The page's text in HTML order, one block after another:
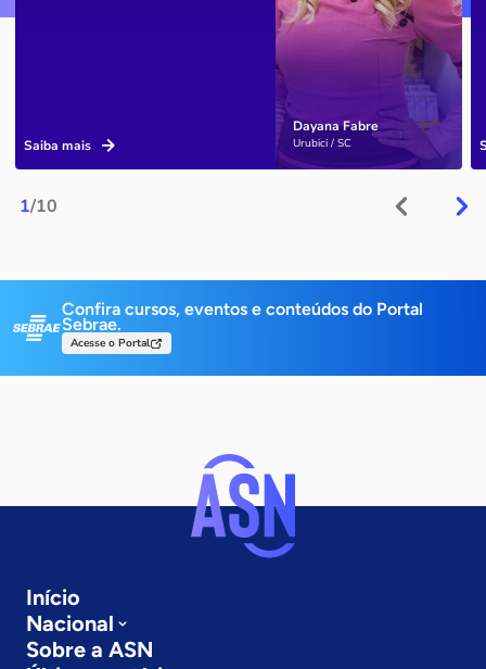
1/10
Dayana Fabre
Urubici / SC
Saiba mais
Confira cursos, eventos e conteúdos do Portal
Sebrae.
Acesse o Portal
Início
Nacional
Sobre a ASN